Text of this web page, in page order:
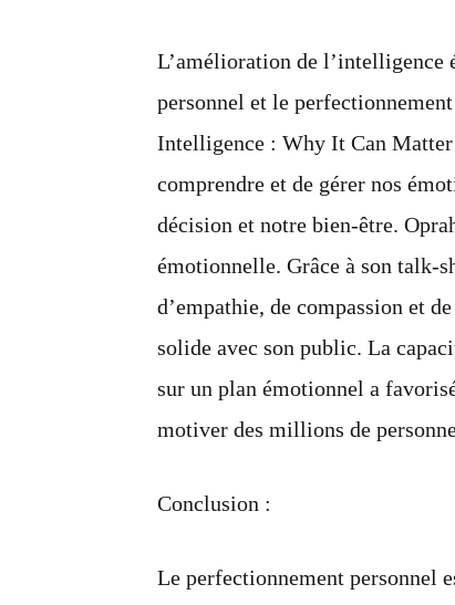
L’amélioration de
personnel et le
Intelligence : Why It Can
comprendre et de gérer nos
décision et notre bien-être.
émotionnelle. Grâce à son talk-
d’empathie, de compassion et
solide avec son public. La
sur un plan émotionnel a
motiver des millions de
Conclusion :
Le perfectionnement personnel